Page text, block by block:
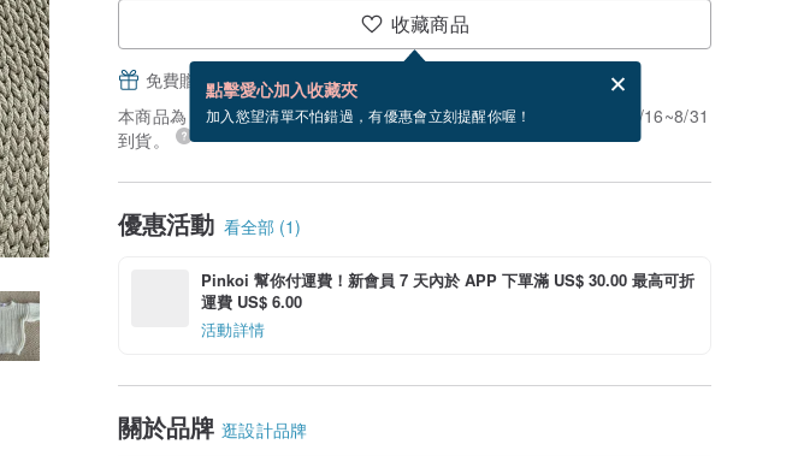
收藏商品
點擊愛心加入收藏夾
加入慾望清單不怕錯過，有優惠會立刻提醒你喔！
免費贈送電子賀卡，結帳完成後填寫
本商品為「接單訂製」。付款後需 4 個工作天製作。現在下單預估 8/16~8/31
到貨。
優惠活動 看全部 (1)
Pinkoi 幫你付運費！新會員 7 天內於 APP 下單滿 US$ 30.00 最高可折
運費 US$ 6.00
活動詳情
關於品牌 逛設計品牌